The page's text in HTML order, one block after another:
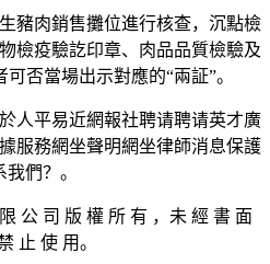
肉銷售攤位進行核查，沉點檢
檢疫驗訖印章、肉品品質檢驗及
否當場出示對應的“兩証”。
平易近網報社聘请聘请英才廣
服務網坐聲明網坐律師消息保護
我們？。
司 版 權 所 有 ，未 經 書 面
止 使 用。